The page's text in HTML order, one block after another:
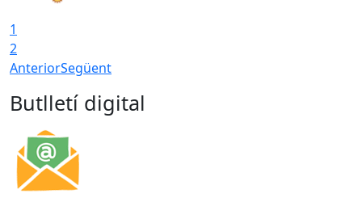
1
2
AnteriorSegüent
Butlletí digital